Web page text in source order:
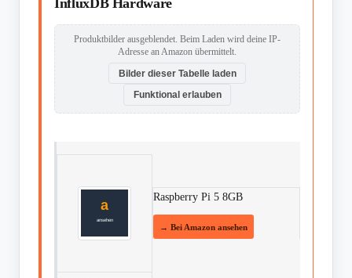
InfluxDB Hardware
Produktbilder ausgeblendet. Beim Laden wird deine IP-
Adresse an Amazon übermittelt.
Bilder dieser Tabelle laden
Funktional erlauben
Raspberry Pi 5 8GB